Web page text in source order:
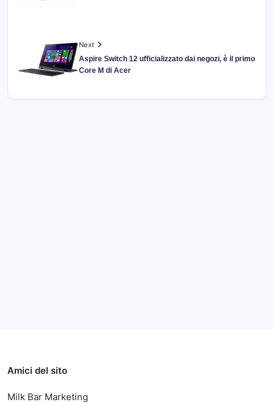
Next
Aspire Switch 12 ufficializzato dai negozi, è il primo
Core M di Acer
Amici del sito
Milk Bar Marketing